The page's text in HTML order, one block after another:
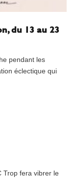
du 13 au 23
pendant les
éclectique qui
Trop fera vibrer le